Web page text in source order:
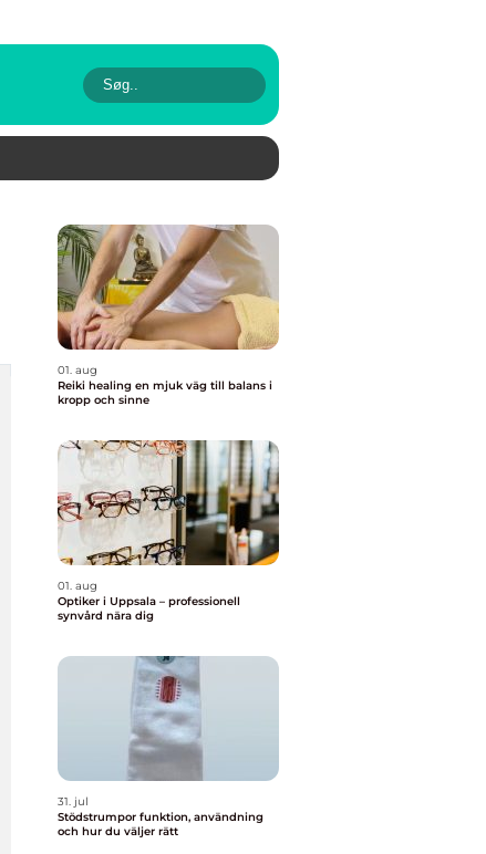
01. aug
Reiki healing en mjuk väg till balans i
kropp och sinne
01. aug
Optiker i Uppsala – professionell
synvård nära dig
31. jul
Stödstrumpor funktion, användning
och hur du väljer rätt